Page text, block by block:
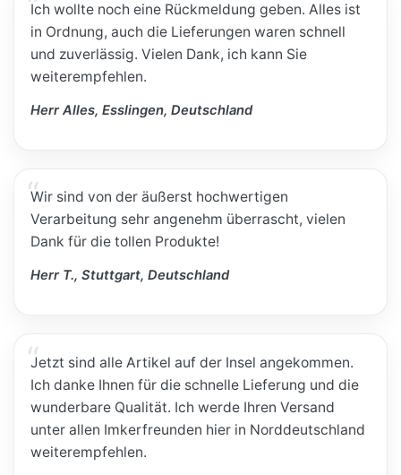
Ich wollte noch eine Rückmeldung geben. Alles ist
in Ordnung, auch die Lieferungen waren schnell
und zuverlässig. Vielen Dank, ich kann Sie
weiterempfehlen.
Herr Alles, Esslingen, Deutschland
Wir sind von der äußerst hochwertigen
Verarbeitung sehr angenehm überrascht, vielen
Dank für die tollen Produkte!
Herr T., Stuttgart, Deutschland
Jetzt sind alle Artikel auf der Insel angekommen.
Ich danke Ihnen für die schnelle Lieferung und die
wunderbare Qualität. Ich werde Ihren Versand
unter allen Imkerfreunden hier in Norddeutschland
weiterempfehlen.